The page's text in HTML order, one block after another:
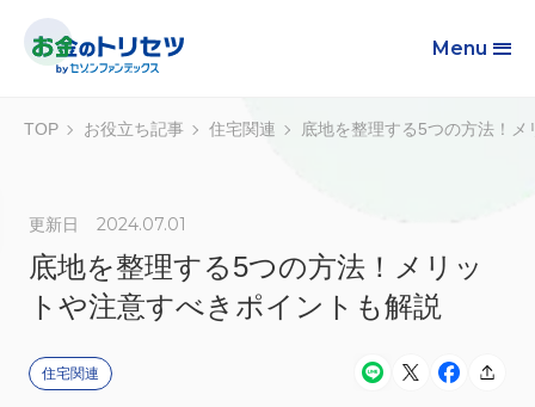
Menu
TOP お役立ち記事 住宅関連 底地を整理する5つの方法！
更新日 2024.07.01
底地を整理する5つの方法！メリッ
トや注意すべきポイントも解説
住宅関連